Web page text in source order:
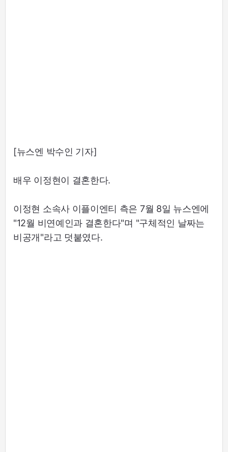
[뉴스엔 박수인 기자]
배우 이정현이 결혼한다.
이정현 소속사 이플이엔티 측은 7월 8일 뉴스엔에
"12월 비연예인과 결혼한다"며 "구체적인 날짜는
비공개"라고 덧붙였다.